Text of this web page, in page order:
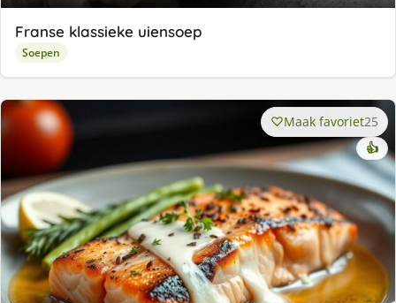
Franse klassieke uiensoep
Soepen
Maak favoriet25
👍